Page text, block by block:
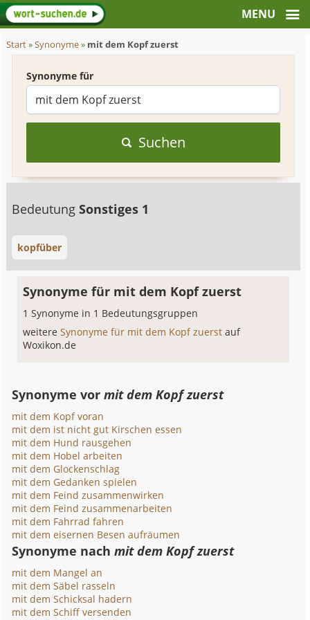
Start»Synonyme» mit dem Kopf zuerst
Synonyme für
Suchen
BedeutungSonstiges 1
kopfüber
Synonyme für mit dem Kopf zuerst
1 Synonyme in 1 Bedeutungsgruppen
weitereSynonyme für mit dem Kopf zuerstauf
Woxikon.de
Synonyme vormit dem Kopf zuerst
mit dem Kopf voran
mit dem ist nicht gut Kirschen essen
mit dem Hund rausgehen
mit dem Hobel arbeiten
mit dem Glockenschlag
mit dem Gedanken spielen
mit dem Feind zusammenwirken
mit dem Feind zusammenarbeiten
mit dem Fahrrad fahren
mit dem eisernen Besen aufräumen
Synonyme nachmit dem Kopf zuerst
mit dem Mangel an
mit dem Säbel rasseln
mit dem Schicksal hadern
mit dem Schiff versenden